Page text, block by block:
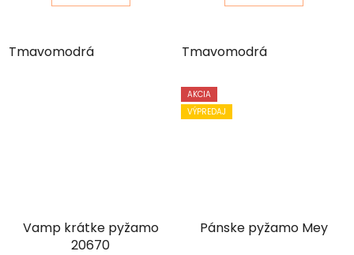
Tmavomodrá Tmavomodrá
Vamp krátke pyžamo
20670
AKCIA
VÝPREDAJ
Pánske pyžamo Mey